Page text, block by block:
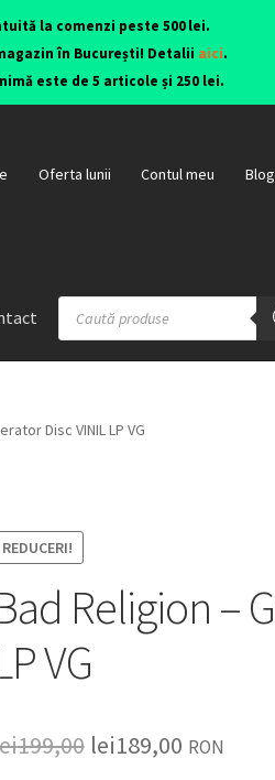
la comenzi peste 500 lei.
în București! Detalii aici.
este de 5 articole și 250 lei.
Oferta lunii Contul meu Blog
Disc VINIL LP VG
REDUCERI!
Religion –
VG
199,00 lei189,00 RON